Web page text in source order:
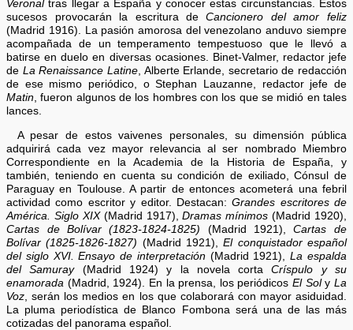
Veronaltras llegar a España y conocer estas circunstancias. Estos
sucesos provocarán la escritura deCancionero del amor feliz
(Madrid 1916). La pasión amorosa del venezolano anduvo siempre
acompañada de un temperamento tempestuoso que le llevó a
batirse en duelo en diversas ocasiones. Binet-Valmer, redactor jefe
de La Renaissance Latine, Alberte Erlande, secretario de redacción
de ese mismo periódico, o Stephan Lauzanne, redactor jefe de
Matin, fueron algunos de los hombres con los que se midió en tales
lances.
A pesar de estos vaivenes personales, su dimensión pública
adquirirá cada vez mayor relevancia al ser nombrado Miembro
Correspondiente en la Academia de la Historia de España, y
también, teniendo en cuenta su condición de exiliado, Cónsul de
Paraguay en Toulouse. A partir de entonces acometerá una febril
actividad como escritor y editor. Destacan:Grandes escritores de
América. Siglo XIX(Madrid 1917),Dramas mínimos (Madrid 1920),
Cartas de Bolívar (1823-1824-1825) (Madrid 1921),Cartas de
Bolívar (1825-1826-1827) (Madrid 1921),El conquistador español
del siglo XVI. Ensayo de interpretación (Madrid 1921),La espalda
del Samuray(Madrid 1924) y la novela cortaCríspulo y su
enamorada (Madrid, 1924). En la prensa, los periódicosEl Soly La
Voz , serán los medios en los que colaborará con mayor asiduidad.
La pluma periodística de Blanco Fombona será una de las más
cotizadas del panorama español.